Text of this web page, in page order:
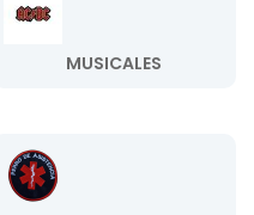
MUSICALES